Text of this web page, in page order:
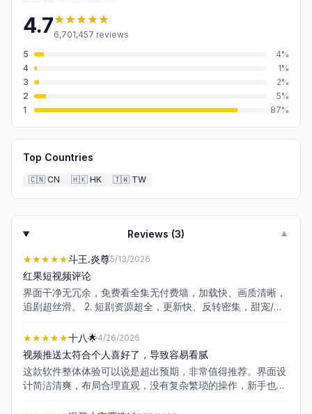
4.7★★★★★
6,701,457 reviews
5
4%
4
1%
3
2%
2
5%
1
87%
Top Countries
🇨🇳 CN 🇭🇰 HK 🇹🇼 TW
Reviews (3) ▼
★★★★★斗王.炎尊5/13/2026
红果短视频评论
界面干净无冗余，免费看全集无付费墙，加载快、画质清晰，
追剧超丝滑。 2. 短剧资源超全，更新快、反转密集，甜宠/悬
头广告，刷剧体验好，比同类APP良心太多。 4. 每天签到刷
剧能赚金币提现，碎片时间还能赚奶茶钱，太懂打工人了。 5.
运行稳定不卡顿、闪退少，操作简单，长辈也能轻松上手。 6.
经典老剧+热门短剧都有，高清无水印，童年回忆一次性补
完。 7. 剧情紧凑不拖沓，3分钟一集，高能不断，解压打发时
★★★★★十八🌟4/26/2026
视频推送太符合个人喜好了，导致容易看腻
这款软件整体体验可以说是超出预期，非常值得推荐。界面设
计简洁清爽，布局合理直观，没有复杂繁琐的操作，新手也能